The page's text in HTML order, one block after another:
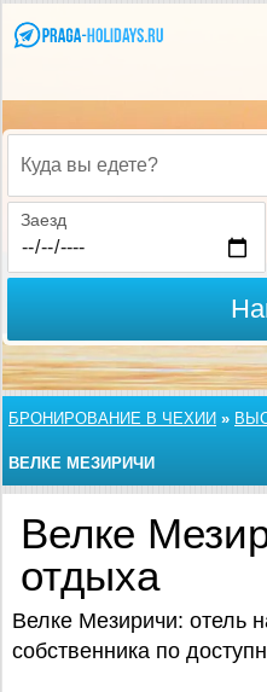
Куда вы едете?
Заезд
БРОНИРОВАНИЕ В ЧЕХИИ »
ВЕЛКЕ МЕЗИРИЧИ
Велке
отдыха
Велке Мезиричи: отель
собственника по